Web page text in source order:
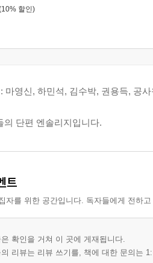
할인)
: 마영신, 하민석, 김수박, 권용득, 공
의 단편 엔솔리지입니다.
트
자를 위한 공간입니다. 독자들에게 전하
확인을 거쳐 이 곳에 게재됩니다.
리뷰는 리뷰 쓰기를, 책에 대한 문의는